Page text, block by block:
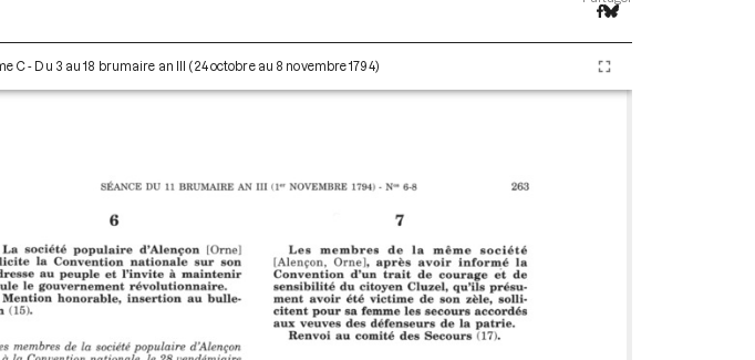
C - Du 3 au 18 brumaire an III (24 octobre au 8 novembre 1794)